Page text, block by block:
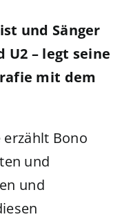
und Sänger
U2 – legt seine
mit dem
Bono
und
und